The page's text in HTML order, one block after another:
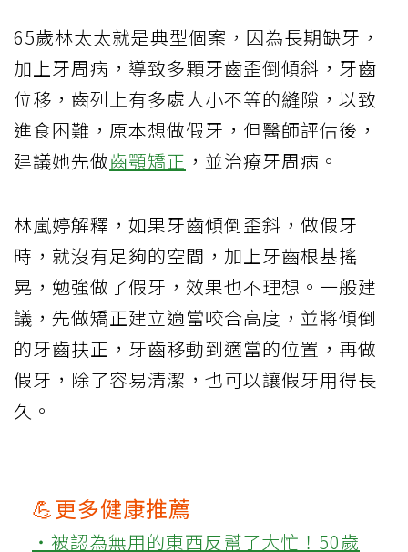
65歲林太太就是典型個案，因為長期缺牙，
加上牙周病，導致多顆牙齒歪倒傾斜，牙齒
位移，齒列上有多處大小不等的縫隙，以致
進食困難，原本想做假牙，但醫師評估後，
建議她先做齒顎矯正 ，並治療牙周病。
林嵐婷解釋，如果牙齒傾倒歪斜，做假牙
時，就沒有足夠的空間，加上牙齒根基搖
晃，勉強做了假牙，效果也不理想。一般建
議，先做矯正建立適當咬合高度，並將傾倒
的牙齒扶正，牙齒移動到適當的位置，再做
假牙，除了容易清潔，也可以讓假牙用得長
久。
💪更多健康推薦
‧被認為無用的東西反幫了大忙！50歲